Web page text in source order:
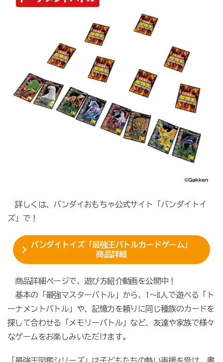
詳しくは、バンダイおもちゃ公式サイト「バンダイトイ
ズ」で！
バンダイトイズ「最強王バトルカードゲーム」
商品詳細
商品詳細ページで、遊び方紹介動画を公開中！
基本の「最強マスターバトル」から、1～8人で遊べる「ト
ーナメントバトル」や、記憶力を頼りに同じ種族のカードを
探して合わせる「メモリーバトル」など、友達や家族で様々
なゲームをお楽しみいただけます。